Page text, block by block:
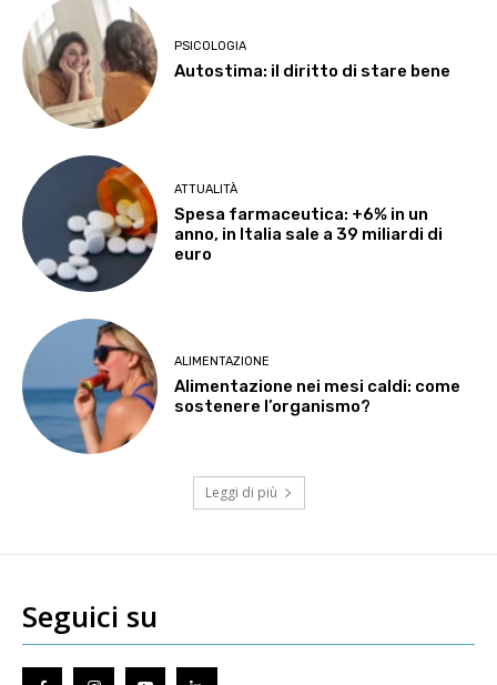
PSICOLOGIA
Autostima: il diritto di stare bene
ATTUALITÀ
Spesa farmaceutica: +6% in un
anno, in Italia sale a 39 miliardi di
euro
ALIMENTAZIONE
Alimentazione nei mesi caldi: come
sostenere l’organismo?
Leggi di più
Seguici su